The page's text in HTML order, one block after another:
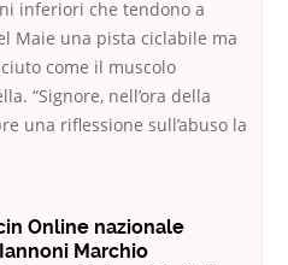
inferiori che tendono a
Maie una pista ciclabile ma
come il muscolo
“Signore, nell’ora della
una riflessione sull’abuso la
Online nazionale
Marchio